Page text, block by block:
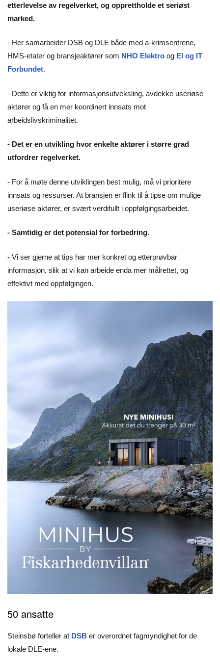
etterlevelse av regelverket, og opprettholde et seriøst
marked.
- Her samarbeider DSB og DLE både med a-krimsentrene,
HMS-etater og bransjeaktører som NHO Elektro og El og IT
Forbundet.
- Dette er viktig for informasjonsutveksling, avdekke useriøse
aktører og få en mer koordinert innsats mot
arbeidslivskriminalitet.
- Det er en utvikling hvor enkelte aktører i større grad
utfordrer regelverket.
- For å møte denne utviklingen best mulig, må vi prioritere
innsats og ressurser. At bransjen er flink til å tipse om mulige
useriøse aktører, er svært verdifullt i oppfølgingsarbeidet.
- Samtidig er det potensial for forbedring.
- Vi ser gjerne at tips har mer konkret og etterprøvbar
informasjon, slik at vi kan arbeide enda mer målrettet, og
effektivt med oppfølgingen.
50 ansatte
Steinsbø forteller at DSB er overordnet fagmyndighet for de
lokale DLE-ene.